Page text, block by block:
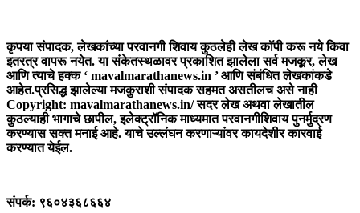
कृपया संपादक, लेखकांच्या परवानगी शिवाय कुठलेही लेख कॉपी करू नये किवा
इतरत्र वापरू नयेत. या संकेतस्थळावर प्रकाशित झालेला सर्व मजकूर, लेख
आणि त्याचे हक्क ‘ mavalmarathanews.in ’ आणि संबंधित लेखकांकडे
आहेत.प्रसिद्ध झालेल्या मजकुराशी संपादक सहमत असतीलच असे नाही
Copyright: mavalmarathanews.in/ सदर लेख अथवा लेखातील
कुठल्याही भागाचे छापील, इलेक्ट्रॉनिक माध्यमात परवानगीशिवाय पुनर्मुद्रण
करण्यास सक्त मनाई आहे. याचे उल्लंघन करणाऱ्यांवर कायदेशीर कारवाई
करण्यात येईल.
संपर्क: ९६०४३६८६६४